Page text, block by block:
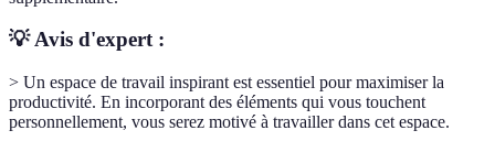
💡 Avis d'expert :
> Un espace de travail inspirant est essentiel pour maximiser la
productivité. En incorporant des éléments qui vous touchent
personnellement, vous serez motivé à travailler dans cet espace.